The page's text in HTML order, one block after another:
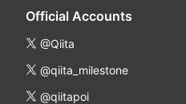
Official Accounts
@Qiita
@qiita_milestone
@qiitapoi